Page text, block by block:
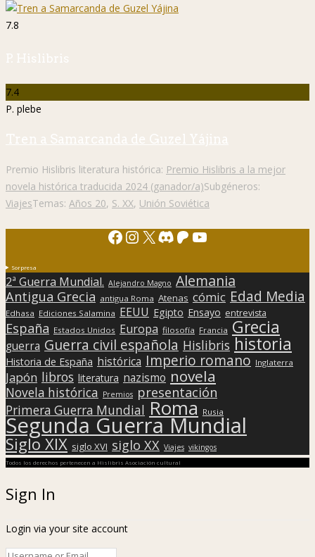
7.8
P. Hislibris
7.4
P. plebe
Tren a Samarcanda de Guzel Yájina
Premio Hislibris literatura histórica: Premio Hislibris a la mejor
novela histórica traducida 2024 (ganador/a)Subgéneros:
ViajesTemas: Años 20, S. XX, Unión Soviética
Facebook
Instagram
X Discord
Patreon
YouTube
Sorpresa
2ª Guerra Mundial. Alejandro Magno Alemania
Antigua Grecia antigua Roma Atenas cómic Edad Media
Edhasa Ediciones Salamina EEUU Egipto Ensayo entrevista
España Estados Unidos Europa filosofía Francia Grecia
guerra Guerra civil española Hislibris historia
Historia de España histórica Imperio romano Inglaterra
Japón libros literatura nazismo novela
Novela histórica Premios presentación
Primera Guerra Mundial Roma Rusia
Segunda Guerra Mundial
Siglo XIX siglo XVI siglo XX Viajes vikingos
Todos los derechos pertenecen a Hislibris Asociación cultural
Sign In
Login via your site account